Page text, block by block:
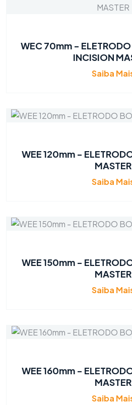
WEC 70mm -
INCISION
Saiba
WEE 120mm -
MASTER
Saiba
WEE 150mm -
MASTER
Saiba
WEE 160mm -
MASTER
Saiba